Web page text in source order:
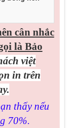
cân nhắc
là Bảo
việt
in trên
thấy nếu
70%.